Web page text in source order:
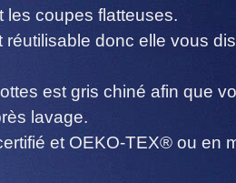
les coupes flatteuses.
donc elle vous
est gris chiné afin que
lavage.
et OEKO-TEX® ou en